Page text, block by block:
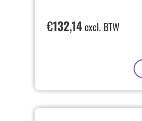
€132,14excl. BTW